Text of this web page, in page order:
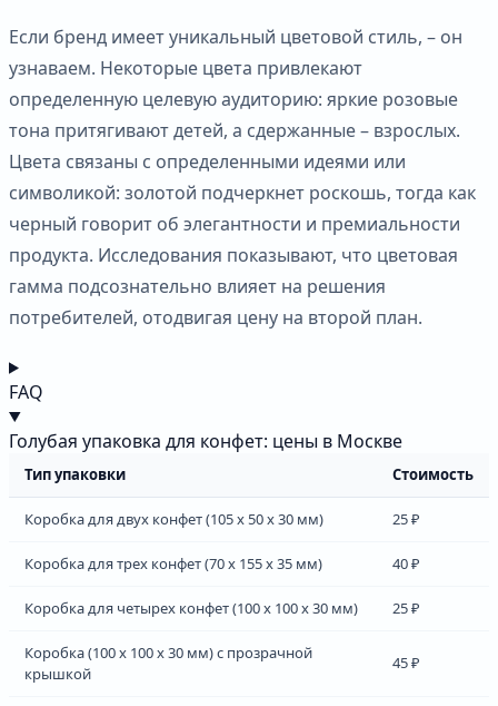
Если бренд имеет уникальный цветовой стиль, – он
узнаваем. Некоторые цвета привлекают
определенную целевую аудиторию: яркие розовые
тона притягивают детей, а сдержанные – взрослых.
Цвета связаны с определенными идеями или
символикой: золотой подчеркнет роскошь, тогда как
черный говорит об элегантности и премиальности
продукта. Исследования показывают, что цветовая
гамма подсознательно влияет на решения
потребителей, отодвигая цену на второй план.
FAQ
Голубая упаковка для конфет: цены в Москве
Тип упаковки Стоимость
Коробка для двух конфет (105 х 50 х 30 мм) 25 ₽
Коробка для трех конфет (70 х 155 х 35 мм) 40 ₽
Коробка для четырех конфет (100 х 100 х 30 мм) 25 ₽
Коробка (100 х 100 х 30 мм) с прозрачной
крышкой
45 ₽